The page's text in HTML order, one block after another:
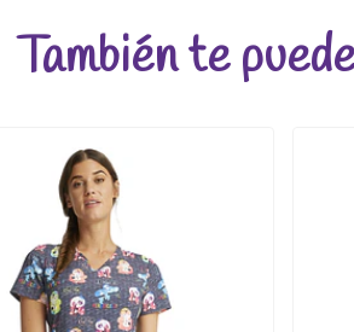
También te